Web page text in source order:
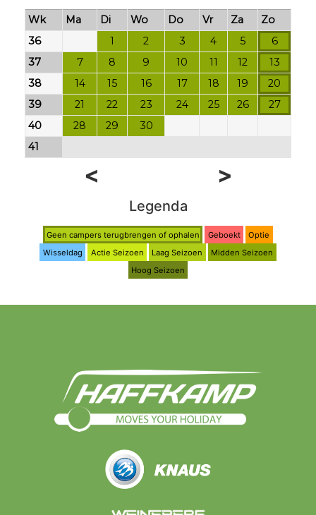
Wk Ma Di Wo Do Vr Za
Zo
36
1 2 3 4 5
6
37
7 8 9 10 11 12
13
38
14 15 16 17 18 19
20
39
21 22 23 24 25 26
27
40
28 29
30
41
< >
Legenda
Geen campers terugbrengen of ophalen Geboekt
Optie
Wisseldag
Actie Seizoen Laag Seizoen
Midden Seizoen
Hoog Seizoen